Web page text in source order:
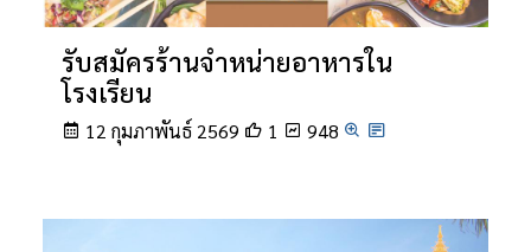
รับสมัครร้านจำหน่ายอาหารใน
โรงเรียน
12 กุมภาพันธ์ 2569 1 948